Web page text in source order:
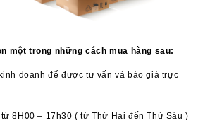
một trong những cách mua hàng sau:
doanh để được tư vấn và báo giá trực
8H00 – 17h30 ( từ Thứ Hai đến Thứ Sáu )